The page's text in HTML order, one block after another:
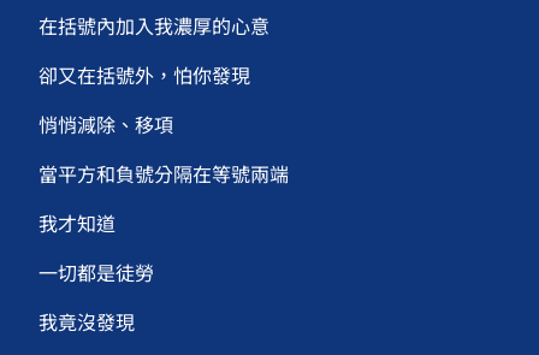
在括號內加入我濃厚的心意
卻又在括號外，怕你發現
悄悄減除、移項
當平方和負號分隔在等號兩端
我才知道
一切都是徒勞
我竟沒發現